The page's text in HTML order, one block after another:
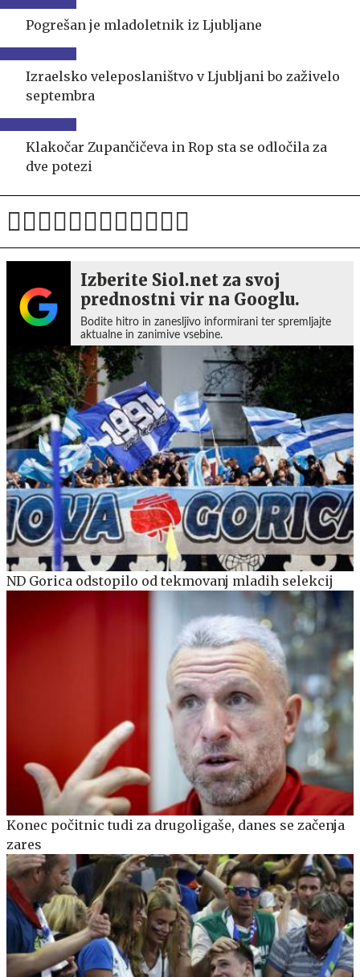
Pogrešan je mladoletnik iz Ljubljane
Izraelsko veleposlaništvo v Ljubljani bo zaživelo
septembra
Klakočar Zupančičeva in Rop sta se odločila za
dve potezi
Izberite Siol.net za svoj
prednostni vir na Googlu.
Bodite hitro in zanesljivo informirani ter spremljajte
aktualne in zanimive vsebine.
ND Gorica odstopilo od tekmovanj mladih selekcij
Konec počitnic tudi za drugoligaše, danes se začenja
zares